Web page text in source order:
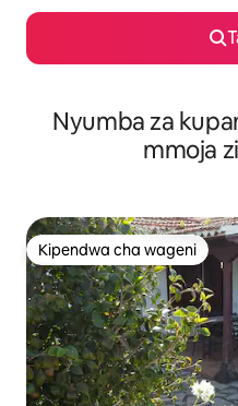
Nyumba za
mmoja
Kipendwa cha wageni
Kipendwa cha wageni